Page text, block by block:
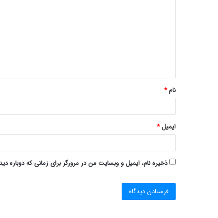
*
نام*
ایمیل*
ذخیره نام، ایمیل و وبسایت من در مرورگر برای زمانی که دوباره